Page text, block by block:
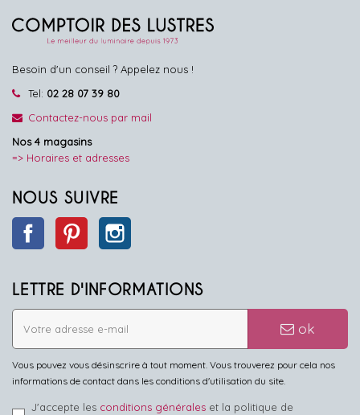
Besoin d'un conseil ? Appelez nous !
Tel: 02 28 07 39 80
Contactez-nous par mail
Nos 4 magasins
=> Horaires et adresses
NOUS SUIVRE
Facebook Pinterest
LETTRE D'INFORMATIONS
ok
Vous pouvez vous désinscrire à tout moment. Vous trouverez pour cela nos
informations de contact dans les conditions d'utilisation du site.
J'accepte les conditions générales et la politique de